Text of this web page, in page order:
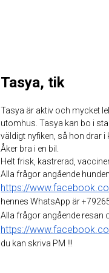
Tasya, tik
Tasya är aktiv och mycket
utomhus. Tasya kan bo i
väldigt nyfiken, så hon drar i
Åker bra i en bil.
Helt frisk, kastrerad,
Alla frågor angående
https://
hennes WhatsApp är
Alla frågor angående resan
https://
du kan skriva PM !!!